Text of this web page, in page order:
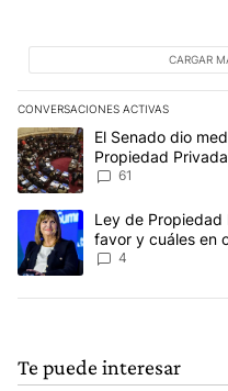
CARGAR
CONVERSACIONES ACTIVAS
Este listado muestra los
Un artículo de tendencia
El Senado dio
Propiedad
Ley del Manejo del
61
Un artículo de tendencia
Ley de Propiedad
favor y cuáles en
4